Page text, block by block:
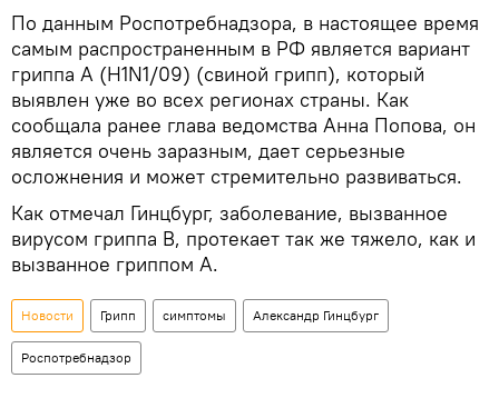
По данным Роспотребнадзора, в настоящее время
самым распространенным в РФ является вариант
гриппа А (H1N1/09) (свиной грипп), который
выявлен уже во всех регионах страны. Как
сообщала ранее глава ведомства Анна Попова, он
является очень заразным, дает серьезные
осложнения и может стремительно развиваться.
Как отмечал Гинцбург, заболевание, вызванное
вирусом гриппа В, протекает так же тяжело, как и
вызванное гриппом А.
Новости Грипп симптомы Александр Гинцбург
Роспотребнадзор